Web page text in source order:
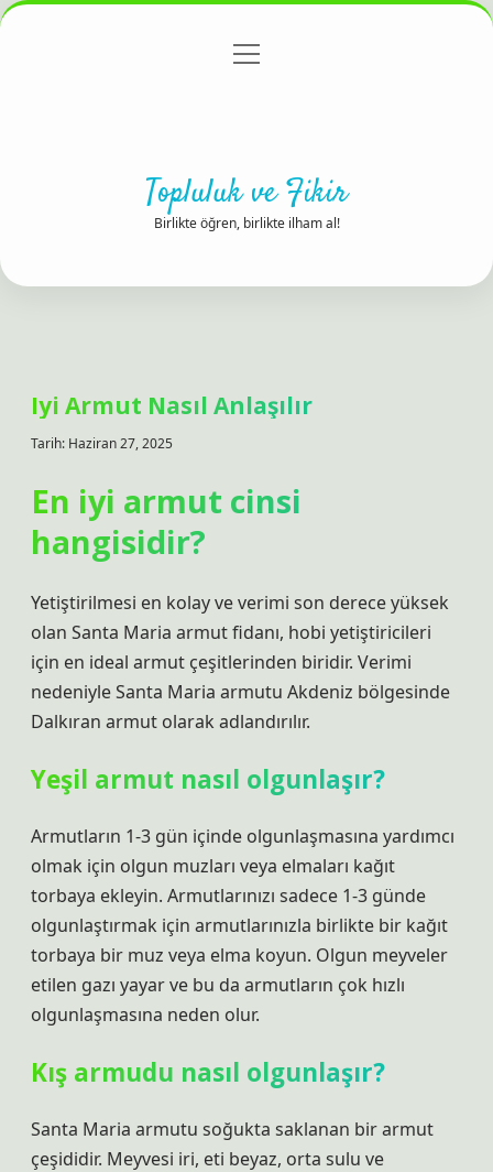
Gizlilik Politikası
menüyü
Topluluk ve Fikir
Birlikte öğren, birlikte ilham al!
Iyi Armut Nasıl Anlaşılır
Tarih: Haziran 27, 2025
En iyi armut cinsi
hangisidir?
Yetiştirilmesi en kolay ve verimi son derece yüksek
olan Santa Maria armut fidanı, hobi yetiştiricileri
için en ideal armut çeşitlerinden biridir. Verimi
nedeniyle Santa Maria armutu Akdeniz bölgesinde
Dalkıran armut olarak adlandırılır.
Yeşil armut nasıl olgunlaşır?
Armutların 1-3 gün içinde olgunlaşmasına yardımcı
olmak için olgun muzları veya elmaları kağıt
torbaya ekleyin. Armutlarınızı sadece 1-3 günde
olgunlaştırmak için armutlarınızla birlikte bir kağıt
torbaya bir muz veya elma koyun. Olgun meyveler
etilen gazı yayar ve bu da armutların çok hızlı
olgunlaşmasına neden olur.
Kış armudu nasıl olgunlaşır?
Santa Maria armutu soğukta saklanan bir armut
çeşididir. Meyvesi iri, eti beyaz, orta sulu ve